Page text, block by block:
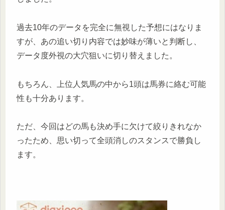
過去10年のデータを完全に無視した予想にはなりま
すが、あの追い切り内容では妙味が薄いと判断し、
データ度外視の大穴狙いに切り替えました。
もちろん、上位人気馬の中から1頭は馬券に絡む可能
性も十分あります。
ただ、今回はどの馬も決め手に欠けて絞りきれなか
ったため、思い切って全頭消しのスタンスで勝負し
ます。